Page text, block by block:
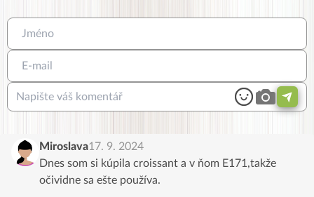
Miroslava17. 9. 2024
Dnes som si kúpila croissant a v ňom E171,takže
očividne sa ešte používa.